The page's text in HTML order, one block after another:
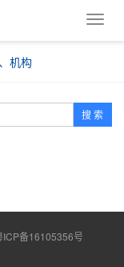
导
机构
搜 索
ICP备16105356号